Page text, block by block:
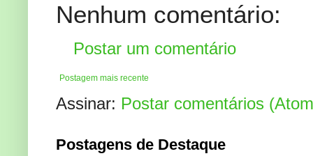
Nenhum comentário:
Postar um comentário
Postagem mais recente
Assinar: Postar comentários
Postagens de Destaque